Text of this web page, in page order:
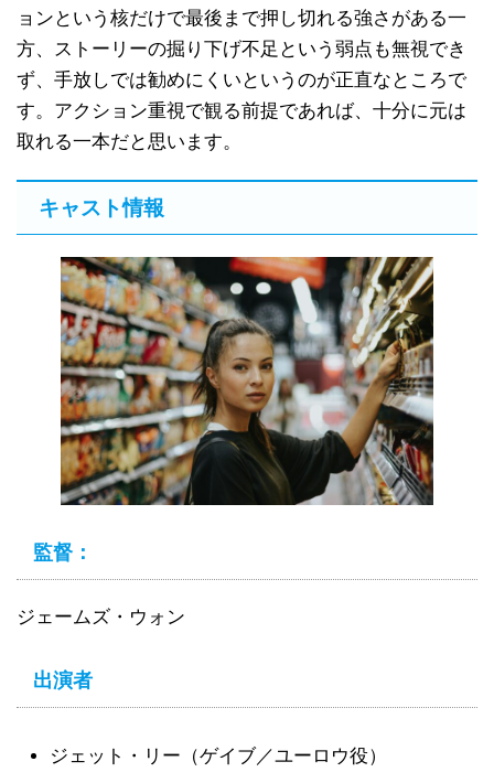
ョンという核だけで最後まで押し切れる強さがある一
方、ストーリーの掘り下げ不足という弱点も無視でき
ず、手放しでは勧めにくいというのが正直なところで
す。アクション重視で観る前提であれば、十分に元は
取れる一本だと思います。
キャスト情報
監督：
ジェームズ・ウォン
出演者
ジェット・リー（ゲイブ／ユーロウ役）